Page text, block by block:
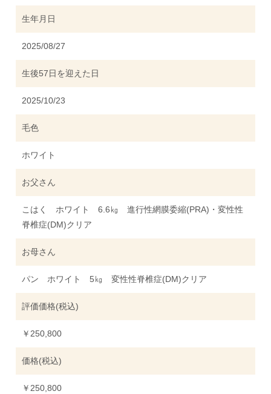
生年月日
2025/08/27
生後57日を迎えた日
2025/10/23
毛色
ホワイト
お父さん
こはく ホワイト 6.6㎏ 進行性網膜委縮(PRA)・変性性
脊椎症(DM)クリア
お母さん
パン ホワイト 5㎏ 変性性脊椎症(DM)クリア
評価価格(税込)
￥250,800
価格(税込)
￥250,800